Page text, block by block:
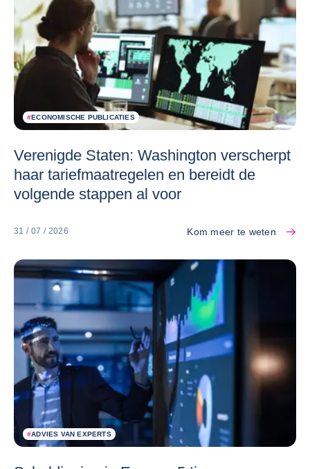
#ECONOMISCHE PUBLICATIES
Verenigde Staten: Washington verscherpt
haar tariefmaatregelen en bereidt de
volgende stappen al voor
31 / 07 / 2026 Kom meer te weten
#ADVIES VAN EXPERTS